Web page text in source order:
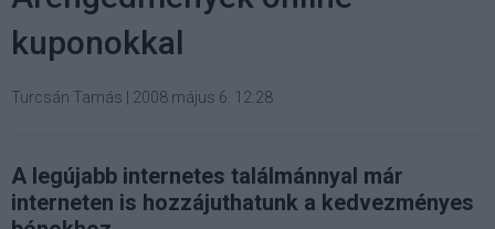
kuponokkal
Turcsán Tamás 2008 május 6. 12:28
A legújabb internetes találmánnyal már
interneten is hozzájuthatunk a kedvezményes